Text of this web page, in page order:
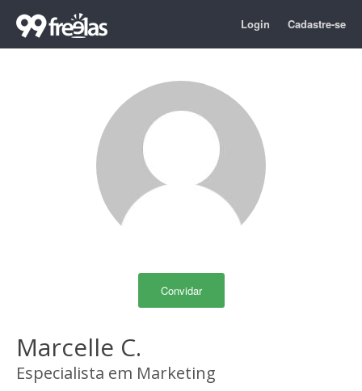
Login Cadastre-se
Convidar
Marcelle C.
Especialista em Marketing